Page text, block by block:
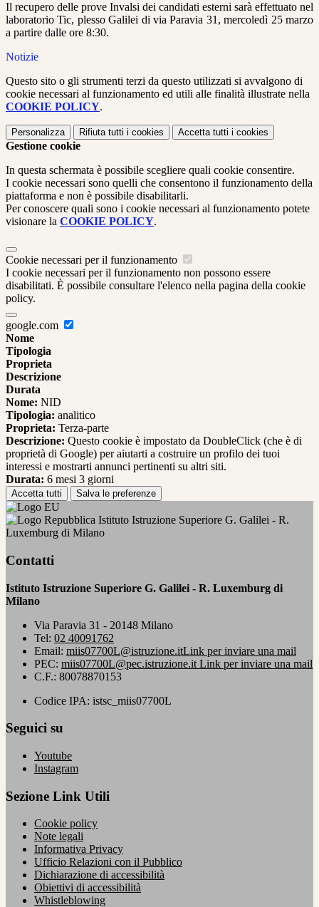
Il recupero delle prove Invalsi dei candidati esterni sarà effettuato nel
laboratorio Tic, plesso Galilei di via Paravia 31, mercoledì 25 marzo
a partire dalle ore 8:30.
Notizie
Questo sito o gli strumenti terzi da questo utilizzati si avvalgono di
cookie necessari al funzionamento ed utili alle finalità illustrate nella
COOKIE POLICY.
Personalizza Rifiuta tutti i cookies Accetta tutti i cookies
Gestione cookie
In questa schermata è possibile scegliere quali cookie consentire.
I cookie necessari sono quelli che consentono il funzionamento della
piattaforma e non è possibile disabilitarli.
Per conoscere quali sono i cookie necessari al funzionamento potete
visionare la COOKIE POLICY.
Cookie necessari per il funzionamento
I cookie necessari per il funzionamento non possono essere
disabilitati. È possibile consultare l'elenco nella pagina della cookie
policy.
google.com
Nome
Tipologia
Proprieta
Descrizione
Durata
Nome: NID
Tipologia: analitico
Proprieta: Terza-parte
Descrizione: Questo cookie è impostato da DoubleClick (che è di
proprietà di Google) per aiutarti a costruire un profilo dei tuoi
interessi e mostrarti annunci pertinenti su altri siti.
Durata: 6 mesi 3 giorni
Accetta tutti Salva le preferenze
Istituto Istruzione Superiore G. Galilei - R.
Luxemburg di Milano
Contatti
Istituto Istruzione Superiore G. Galilei - R. Luxemburg di
Milano
Via Paravia 31 - 20148 Milano
Tel: 02 40091762
Email: miis07700L@istruzione.itLink per inviare una mail
PEC: miis07700L@pec.istruzione.it Link per inviare una mail
C.F.: 80078870153
Codice IPA: istsc_miis07700L
Seguici su
Youtube
Instagram
Sezione Link Utili
Cookie policy
Note legali
Informativa Privacy
Ufficio Relazioni con il Pubblico
Dichiarazione di accessibilità
Obiettivi di accessibilità
Whistleblowing